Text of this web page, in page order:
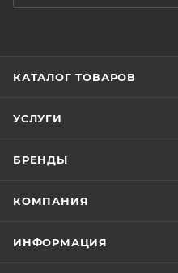
КАТАЛОГ ТОВАРОВ
УСЛУГИ
БРЕНДЫ
КОМПАНИЯ
ИНФОРМАЦИЯ